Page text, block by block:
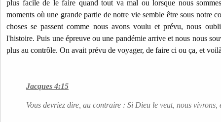
plus facile de le faire quand tout va mal ou lorsque nous
moments où une grande partie de notre vie semble être sous notre
choses se passent comme nous avons voulu et prévu, nous
l'histoire. Puis une épreuve ou une pandémie arrive et nous nous
plus au contrôle. On avait prévu de voyager, de faire ci ou ça, et
Jacques 4:15
Vous devriez dire, au contraire : Si Dieu le veut, nous vivrons,